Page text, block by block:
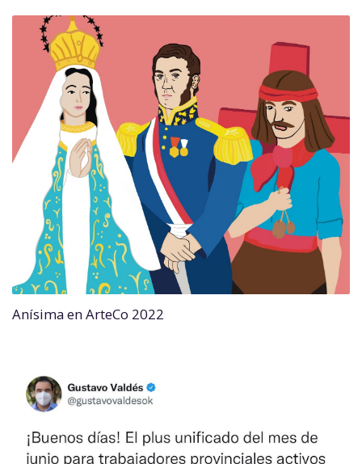
Anísima en ArteCo 2022